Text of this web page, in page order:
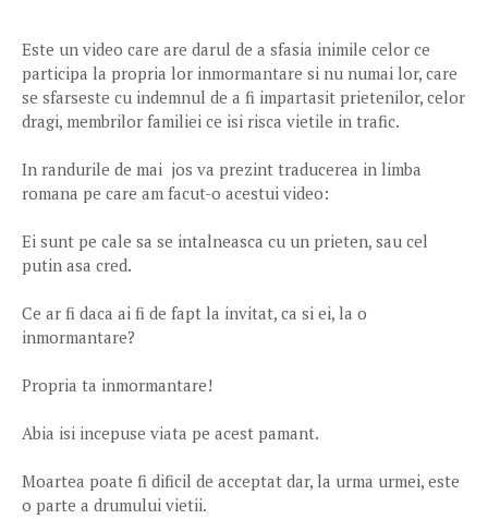
Este un video care are darul de a sfasia inimile celor ce
participa la propria lor inmormantare si nu numai lor, care
se sfarseste cu indemnul de a fi impartasit prietenilor, celor
dragi, membrilor familiei ce isi risca vietile in trafic.
In randurile de mai jos va prezint traducerea in limba
romana pe care am facut-o acestui video:
Ei sunt pe cale sa se intalneasca cu un prieten, sau cel
putin asa cred.
Ce ar fi daca ai fi de fapt la invitat, ca si ei, la o
inmormantare?
Propria ta inmormantare!
Abia isi incepuse viata pe acest pamant.
Moartea poate fi dificil de acceptat dar, la urma urmei, este
o parte a drumului vietii.